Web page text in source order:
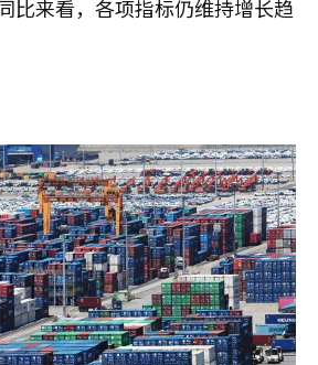
比来看，各项指标仍维持增长趋